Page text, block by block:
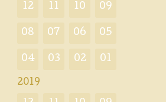
12 11 10 09
08 07 06 05
04 03 02 01
2019